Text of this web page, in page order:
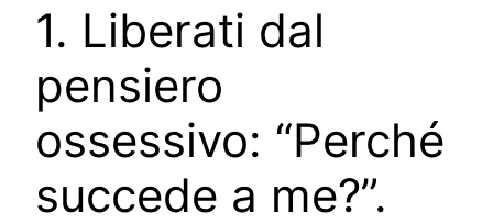
1. Liberati dal
pensiero
ossessivo: “Perché
succede a me?”.